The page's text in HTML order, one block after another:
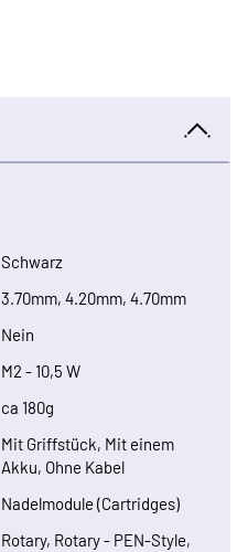
Schwarz
3.70mm, 4.20mm, 4.70mm
Nein
M2 - 10,5 W
ca 180g
Mit Griffstück, Mit einem
Akku, Ohne Kabel
Nadelmodule (Cartridges)
Rotary, Rotary - PEN-Style,